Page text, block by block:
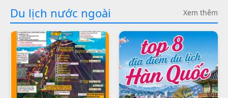
Du lịch nước ngoài Xem thêm